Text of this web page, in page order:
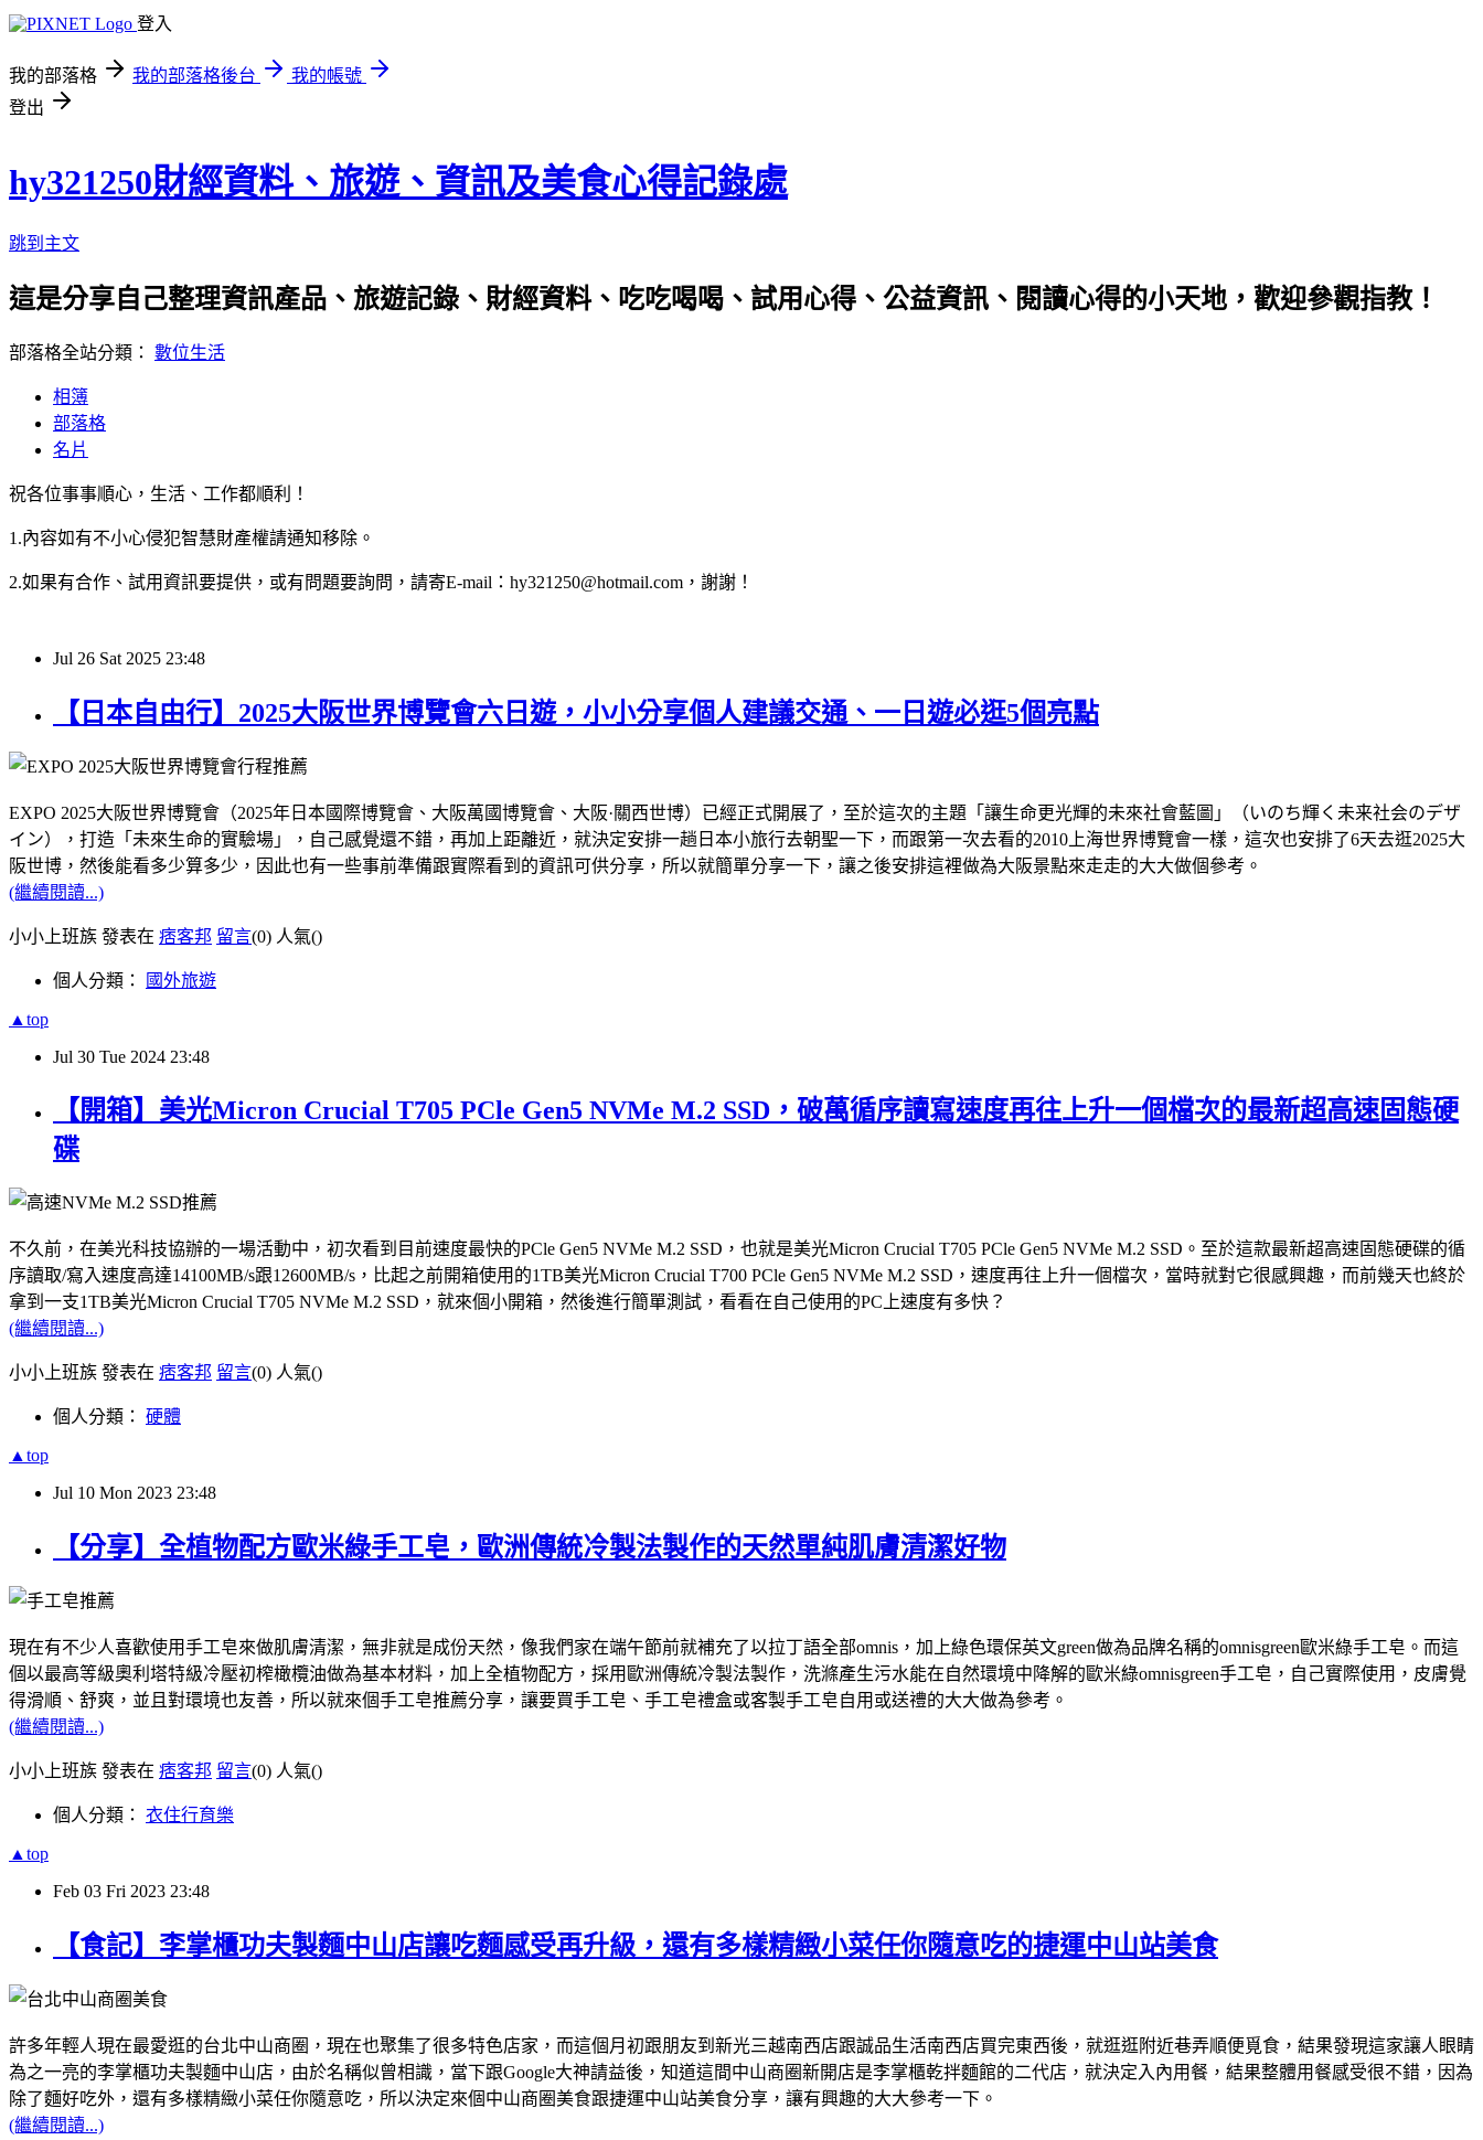
登入
我的部落格 我的部落格後台
我的帳號
登出
hy321250財經資料、旅遊、資訊及美食心得記錄處
跳到主文
這是分享自己整理資訊產品、旅遊記錄、財經資料、吃吃喝喝、試用心得、公益資訊、閱讀心得的小天地，歡迎參觀指教！
部落格全站分類： 數位生活
相簿
部落格
名片
祝各位事事順心，生活、工作都順利！
1.內容如有不小心侵犯智慧財產權請通知移除。
2.如果有合作、試用資訊要提供，或有問題要詢問，請寄E-mail：hy321250@hotmail.com，謝謝！
Jul 26 Sat 2025 23:48
【日本自由行】2025大阪世界博覽會六日遊，小小分享個人建議交通、一日遊必逛5個亮點
EXPO 2025大阪世界博覽會（2025年日本國際博覽會、大阪萬國博覽會、大阪·關西世博）已經正式開展了，至於這次的主題「讓生命更光輝的未來社會藍圖」（いのち輝く未来社会のデザ
イン），打造「未來生命的實驗場」，自己感覺還不錯，再加上距離近，就決定安排一趟日本小旅行去朝聖一下，而跟第一次去看的2010上海世界博覽會一樣，這次也安排了6天去逛2025大
阪世博，然後能看多少算多少，因此也有一些事前準備跟實際看到的資訊可供分享，所以就簡單分享一下，讓之後安排這裡做為大阪景點來走走的大大做個參考。
(繼續閱讀...)
小小上班族 發表在 痞客邦 留言(0) 人氣()
個人分類： 國外旅遊
▲top
Jul 30 Tue 2024 23:48
【開箱】美光Micron Crucial T705 PCle Gen5 NVMe M.2 SSD，破萬循序讀寫速度再往上升一個檔次的最新超高速固態硬
碟
不久前，在美光科技協辦的一場活動中，初次看到目前速度最快的PCle Gen5 NVMe M.2 SSD，也就是美光Micron Crucial T705 PCle Gen5 NVMe M.2 SSD。至於這款最新超高速固態硬碟的循
序讀取/寫入速度高達14100MB/s跟12600MB/s，比起之前開箱使用的1TB美光Micron Crucial T700 PCle Gen5 NVMe M.2 SSD，速度再往上升一個檔次，當時就對它很感興趣，而前幾天也終於
拿到一支1TB美光Micron Crucial T705 NVMe M.2 SSD，就來個小開箱，然後進行簡單測試，看看在自己使用的PC上速度有多快？
(繼續閱讀...)
小小上班族 發表在 痞客邦 留言(0) 人氣()
個人分類： 硬體
▲top
Jul 10 Mon 2023 23:48
【分享】全植物配方歐米綠手工皂，歐洲傳統冷製法製作的天然單純肌膚清潔好物
現在有不少人喜歡使用手工皂來做肌膚清潔，無非就是成份天然，像我們家在端午節前就補充了以拉丁語全部omnis，加上綠色環保英文green做為品牌名稱的omnisgreen歐米綠手工皂。而這
個以最高等級奧利塔特級冷壓初榨橄欖油做為基本材料，加上全植物配方，採用歐洲傳統冷製法製作，洗滌產生污水能在自然環境中降解的歐米綠omnisgreen手工皂，自己實際使用，皮膚覺
得滑順、舒爽，並且對環境也友善，所以就來個手工皂推薦分享，讓要買手工皂、手工皂禮盒或客製手工皂自用或送禮的大大做為參考。
(繼續閱讀...)
小小上班族 發表在 痞客邦 留言(0) 人氣()
個人分類： 衣住行育樂
▲top
Feb 03 Fri 2023 23:48
【食記】李掌櫃功夫製麵中山店讓吃麵感受再升級，還有多樣精緻小菜任你隨意吃的捷運中山站美食
許多年輕人現在最愛逛的台北中山商圈，現在也聚集了很多特色店家，而這個月初跟朋友到新光三越南西店跟誠品生活南西店買完東西後，就逛逛附近巷弄順便覓食，結果發現這家讓人眼睛
為之一亮的李掌櫃功夫製麵中山店，由於名稱似曾相識，當下跟Google大神請益後，知道這間中山商圈新開店是李掌櫃乾拌麵館的二代店，就決定入內用餐，結果整體用餐感受很不錯，因為
除了麵好吃外，還有多樣精緻小菜任你隨意吃，所以決定來個中山商圈美食跟捷運中山站美食分享，讓有興趣的大大參考一下。
(繼續閱讀...)